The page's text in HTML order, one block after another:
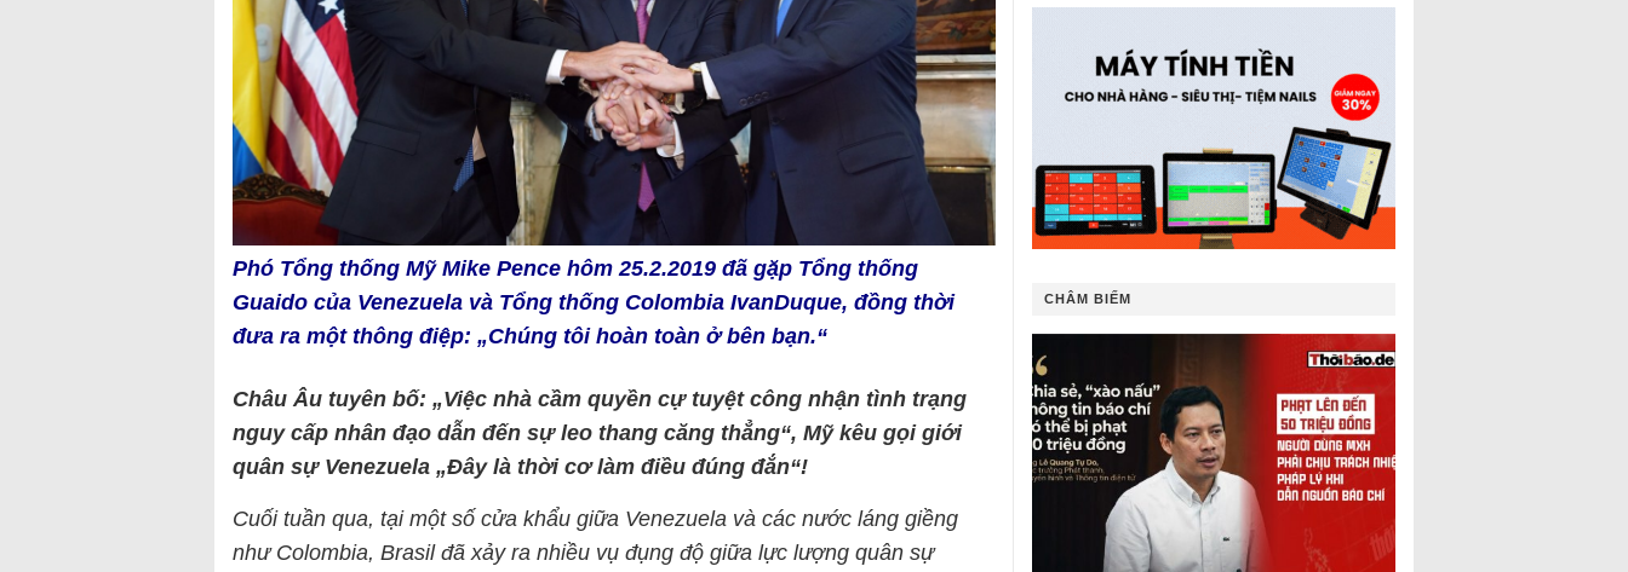
Phó Tổng thống Mỹ Mike Pence hôm 25.2.2019 đã gặp Tổng thống
Guaido của Venezuela và Tổng thống Colombia IvanDuque, đồng thời
đưa ra một thông điệp: „Chúng tôi hoàn toàn ở bên bạn.“
Châu Âu tuyên bố: „Việc nhà cầm quyền cự tuyệt công nhận tình trạng
nguy cấp nhân đạo dẫn đến sự leo thang căng thẳng“, Mỹ kêu gọi giới
quân sự Venezuela „Đây là thời cơ làm điều đúng đắn“!
Cuối tuần qua, tại một số cửa khẩu giữa Venezuela và các nước láng giềng
như Colombia, Brasil đã xảy ra nhiều vụ đụng độ giữa lực lượng quân sự
CHÂM BIẾM